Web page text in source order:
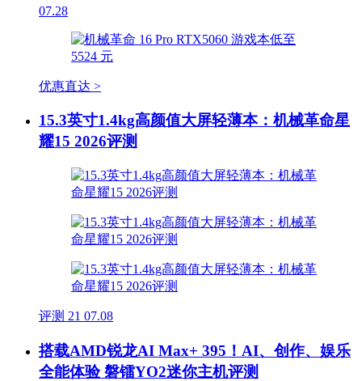
07.28
优惠直达 >
15.3英寸1.4kg高颜值大屏轻薄本：机械革命星
耀15 2026评测
评测 21 07.08
搭载AMD锐龙AI Max+ 395！AI、创作、娱乐
全能体验 磐镭YO2迷你主机评测